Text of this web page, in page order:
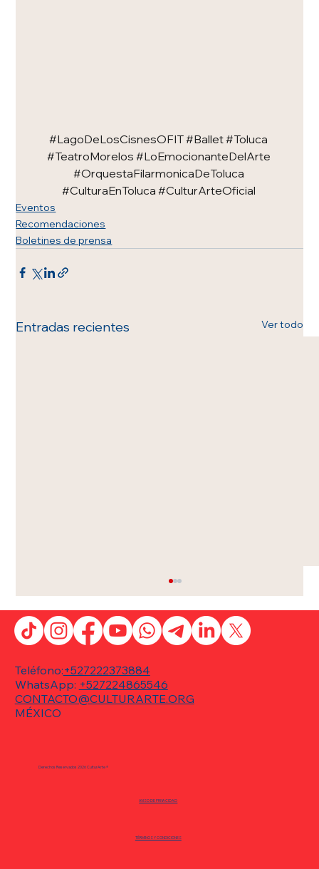
#LagoDeLosCisnesOFIT#Ballet#Toluca
#TeatroMorelos #LoEmocionanteDelArte
#OrquestaFilarmonicaDeToluca
#CulturaEnToluca #CulturArteOficial
Eventos
Recomendaciones
Boletines de prensa
Entradas recientes Ver todo
función en Lerma, Estado de México
Teléfono:+527222373884
WhatsApp: +527224865546
CONTACTO@CULTURARTE.ORG
MÉXICO
Derechos Reservados 2026 CulturArte ®
TÉRMINOS Y CONDICIONES
AVISO DE PRIVACIDAD